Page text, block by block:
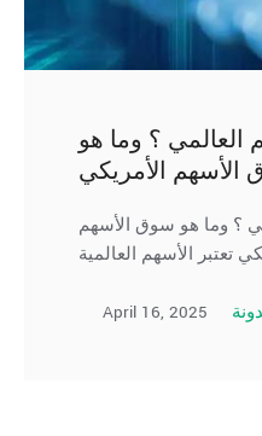
العالمي ؟ وما هو
الأسهم الأمريكي
؟ وما هو سوق الأسهم
April 16, 2025